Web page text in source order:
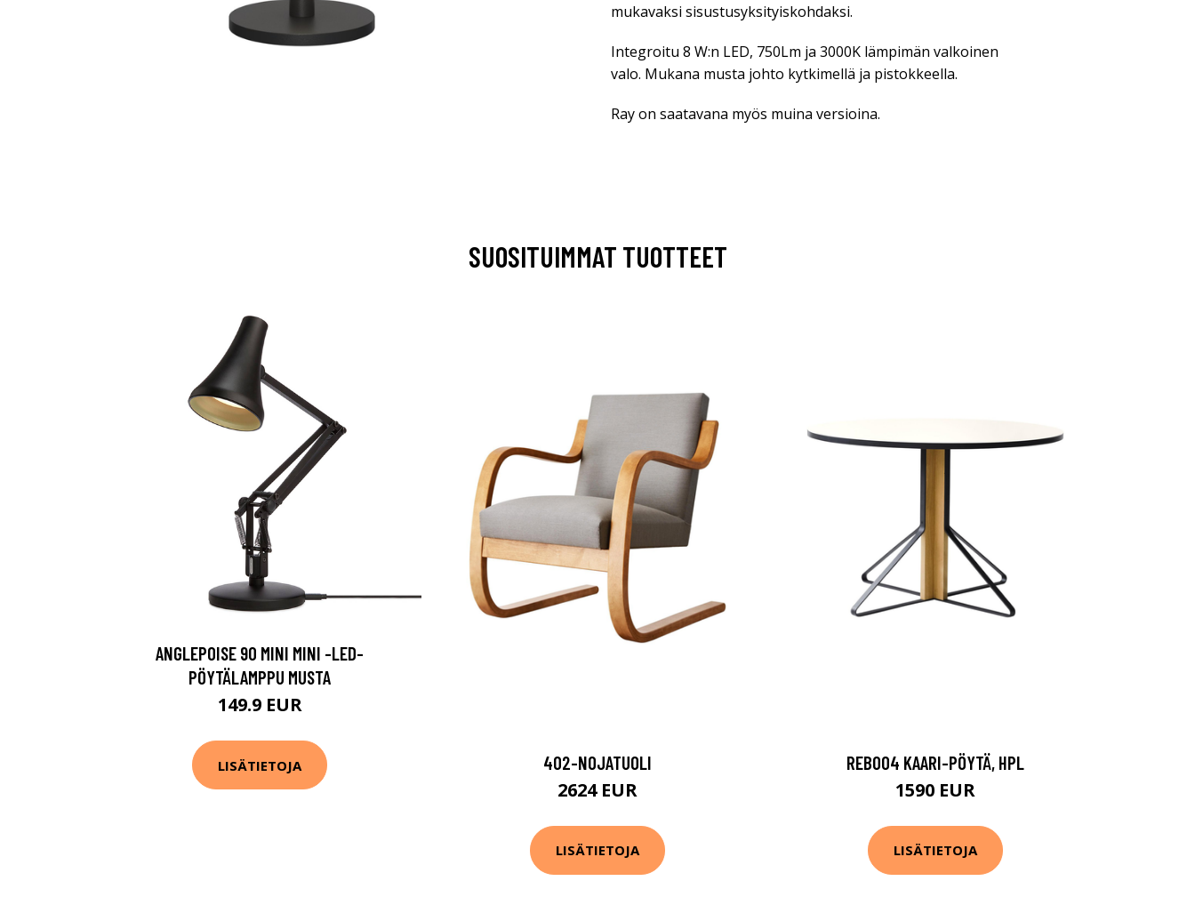
mukavaksi sisustusyksityiskohdaksi.
Integroitu 8 W:n LED, 750Lm ja 3000K lämpimän valkoinen
valo. Mukana musta johto kytkimellä ja pistokkeella.
Ray on saatavana myös muina versioina.
SUOSITUIMMAT TUOTTEET
ANGLEPOISE 90 MINI MINI -LED-
PÖYTÄLAMPPU MUSTA
149.9 EUR
LISÄTIETOJA 402-NOJATUOLI
2624 EUR
LISÄTIETOJA
REB004 KAARI-PÖYTÄ, HPL
1590 EUR
LISÄTIETOJA